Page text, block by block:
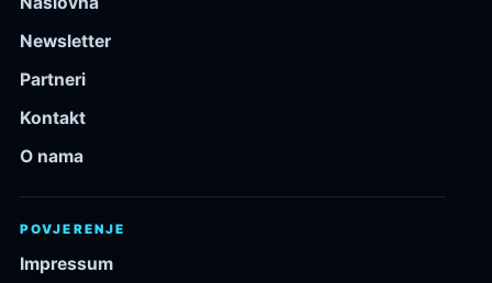
Newsletter
Partneri
Kontakt
O nama
POVJERENJE
Impressum